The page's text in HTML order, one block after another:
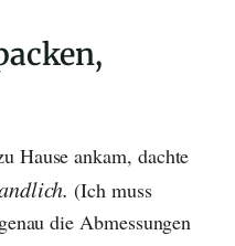
Hause ankam, dachte
(Ich muss
die Abmessungen